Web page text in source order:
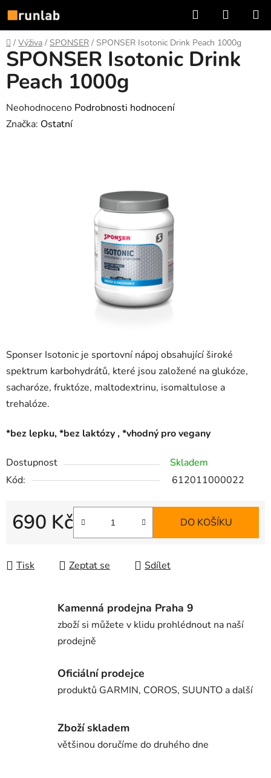
na
obsah
Hledat
KOŠÍK
Domů
/ Výživa / SPONSER / SPONSER Isotonic Drink Peach 1000g
Sponser Isotonic je sportovní nápoj obsahující široké
spektrum karbohydrátů, které jsou založené na glukóze,
sacharóze, fruktóze, maltodextrinu, isomaltulose a
trehalóze.
*bez lepku, *bez laktózy , *vhodný pro vegany
Dostupnost
Skladem
Kód:
612011000022
690 Kč DO KOŠÍKU
Tisk Zeptat se Sdílet
SPONSER Isotonic Drink
Peach 1000g
Průměrné
hodnocení
Neohodnoceno Podrobnosti hodnocení
Značka: Ostatní
Kamenná prodejna Praha 9
zboží si můžete v klidu prohlédnout na naší
prodejně
Oficiální prodejce
produktů GARMIN, COROS, SUUNTO a další
Zboží skladem
většinou doručíme do druhého dne